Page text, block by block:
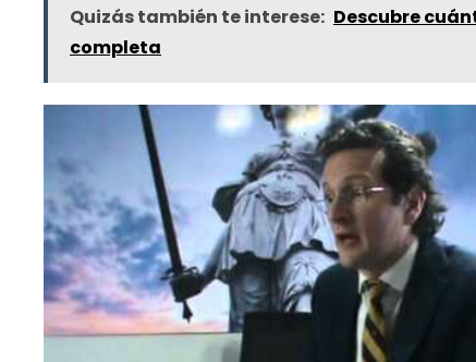
Quizás también te interese: Descubre
completa